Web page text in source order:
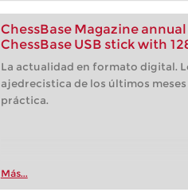
ChessBase Magazine
ChessBase USB stick with
La actualidad en formato digital.
ajedrecistica de los últimos
práctica.
Más...